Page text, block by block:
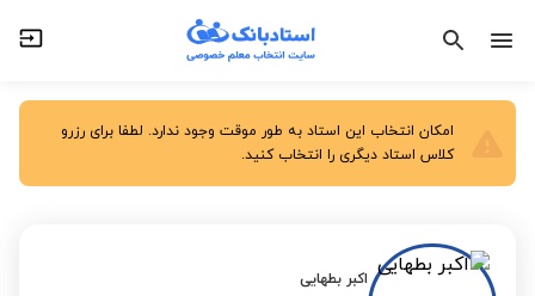
امکان انتخاب این استاد به طور موقت وجود ندارد. لطفا برای رزرو
کلاس استاد دیگری را انتخاب کنید.
اکبر بطهایی